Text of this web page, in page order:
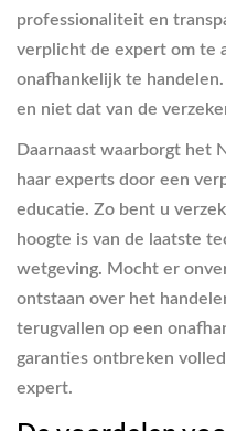
professionaliteit en
verplicht de expert om te
onafhankelijk te
en niet dat van de
Daarnaast waarborgt het
haar experts door een
educatie. Zo bent u
hoogte is van de laatste
wetgeving. Mocht er
ontstaan over het
terugvallen op een
garanties ontbreken
expert.